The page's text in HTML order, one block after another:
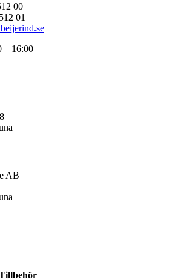
00
01
– 16:00
AB